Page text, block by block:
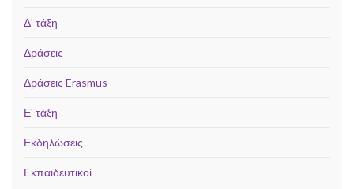
Δ' τάξη
Δράσεις
Δράσεις Erasmus
Ε' τάξη
Εκδηλώσεις
Εκπαιδευτικοί